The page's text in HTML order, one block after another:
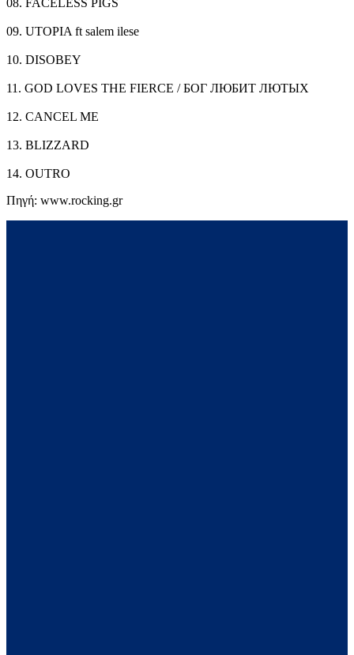
09. UTOPIA ft salem ilese
10. DISOBEY
11. GOD LOVES THE FIERCE / БОГ ЛЮБИТ ЛЮТЫХ
12. CANCEL ME
13. BLIZZARD
14. OUTRO
Πηγή: www.rocking.gr